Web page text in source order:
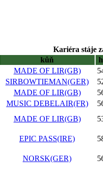
Kariéra stáje
kůň
MADE OF LIR(GB)
SIRBOWTIEMAN(GER)
MADE OF LIR(GB)
MUSIC DEBELAIR(FR)
MADE OF LIR(GB)
EPIC PASS(IRE)
NORSK(GER)